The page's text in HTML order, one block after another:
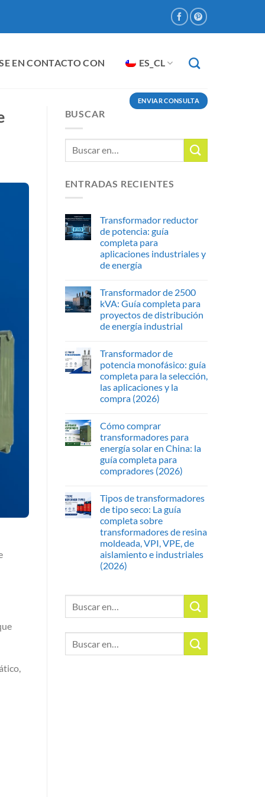
EN CONTACTO CON ES_CL
ENVIAR CONSULTA
BUSCAR
ENTRADAS RECIENTES
Transformador reductor
de potencia: guía
completa para
aplicaciones industriales y
de energía
Transformador de 2500
kVA: Guía completa para
proyectos de distribución
de energía industrial
Transformador de
potencia monofásico: guía
completa para la selección,
las aplicaciones y la
compra (2026)
Cómo comprar
transformadores para
energía solar en China: la
guía completa para
compradores (2026)
Tipos de transformadores
de tipo seco: La guía
completa sobre
transformadores de resina
moldeada, VPI, VPE, de
aislamiento e industriales
(2026)